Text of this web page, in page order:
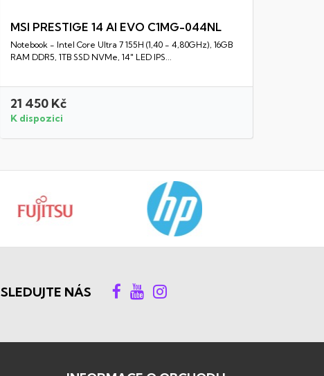
Rychlý náhled
MSI PRESTIGE 14 AI EVO C1MG-044NL
Notebook - Intel Core Ultra 7 155H (1,40 - 4,80GHz), 16GB
RAM DDR5, 1TB SSD NVMe, 14" LED IPS...
21 450 Kč
K dispozici
SLEDUJTE NÁS